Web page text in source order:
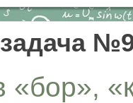
«бор»,